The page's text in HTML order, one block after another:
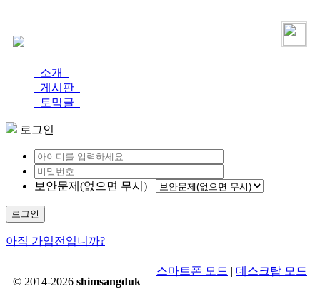
소개
게시판
토막글
로그인
보안문제(없으면 무시)
로그인
아직 가입전입니까?
© 2014-2026 shimsangduk
스마트폰 모드 | 데스크탑 모드